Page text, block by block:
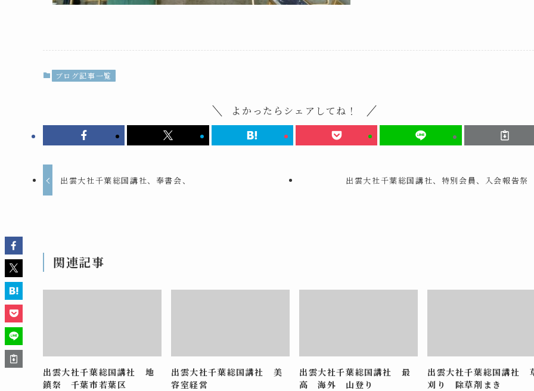
ブログ記事一覧
よかったらシェアしてね！
出雲大社千葉総国講社、奉書会、 出雲大社千葉総国講社、特別会員、入会報告祭
関連記事
出雲大社千葉総国講社 地
鎮祭 千葉市若葉区
出雲大社千葉総国講社 美
容室経営
出雲大社千葉総国講社 最
高 海外 山登り
出雲大社千葉総国講社
刈り 除草剤まき